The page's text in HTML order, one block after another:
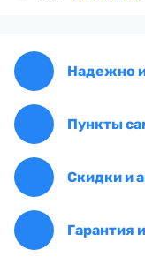
Надежно
Пункты
Скидки и
Гарантия